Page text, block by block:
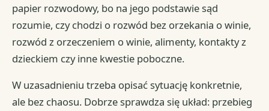
papier rozwodowy, bo na jego podstawie sąd
rozumie, czy chodzi o rozwód bez orzekania o winie,
rozwód z orzeczeniem o winie, alimenty, kontakty z
dzieckiem czy inne kwestie poboczne.
W uzasadnieniu trzeba opisać sytuację konkretnie,
ale bez chaosu. Dobrze sprawdza się układ: przebieg